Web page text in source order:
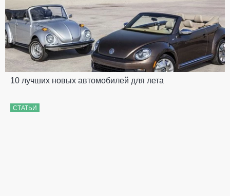
10 лучших новых автомобилей для лета
СТАТЬИ